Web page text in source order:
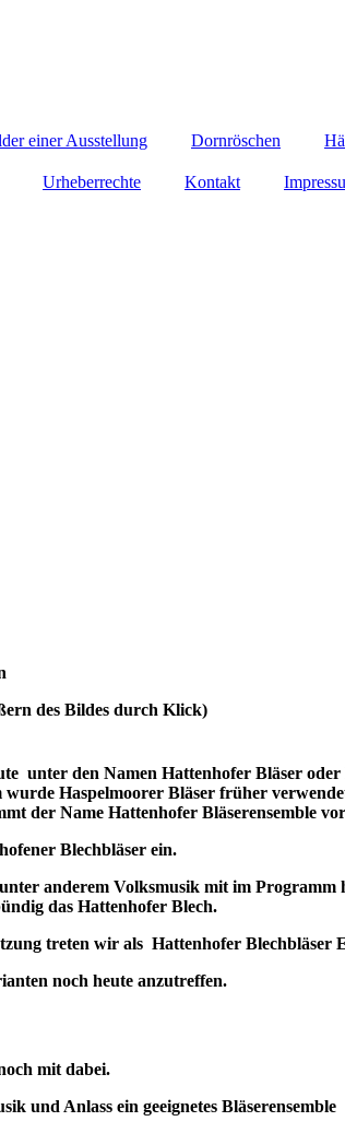
einer Ausstellung Dornröschen
Urheberrechte Kontakt
des Bildes durch Klick)
unter den Namen Hattenhofer Bläser oder
Haspelmoorer Bläser früher
der Name Hattenhofer Bläserensemble
Blechbläser ein.
anderem Volksmusik mit im Programm
das Hattenhofer Blech.
treten wir als Hattenhofer Blechbläser
noch heute anzutreffen.
mit dabei.
und Anlass ein geeignetes